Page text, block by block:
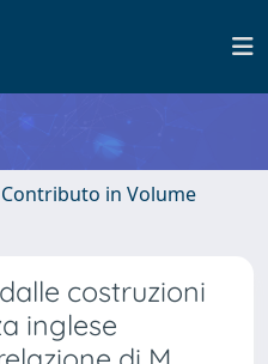
in Volume
costruzioni
inglese